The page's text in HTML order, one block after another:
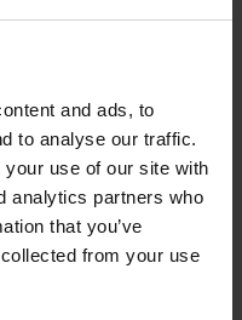
and ads, to
to analyse our traffic.
use of our site with
analytics partners who
that you’ve
from your use
konwencją ADR), czyli
mienia lub środowiska.
towarów ADR
specjalistycznych
pojazdów i przeszkolonego
, których pod żadnym pozorem
to: